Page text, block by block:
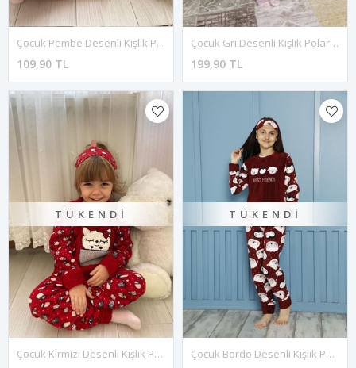
Çocuk Pembe Desenli Kışlık Polar Pijama Takımı 5K-3040P
109,90 TL
Çocuk Gri Desenli Kışlık Polar Pijama Takımı 5K-4502G
199,90 TL
TÜKENDI
Çocuk Kırmızı Desenli Kışlık Polar Pijama Takımı 5K-4502
TÜKENDI
Çocuk Bordo Desenli Kışlık Polar Pijama Takımı 6K-20112B